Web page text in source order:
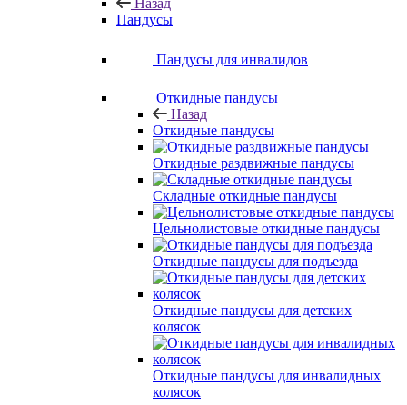
Назад
Пандусы
Пандусы для инвалидов
Откидные пандусы
Назад
Откидные пандусы
Откидные раздвижные пандусы
Складные откидные пандусы
Цельнолистовые откидные пандусы
Откидные пандусы для подъезда
Откидные пандусы для детских
колясок
Откидные пандусы для инвалидных
колясок